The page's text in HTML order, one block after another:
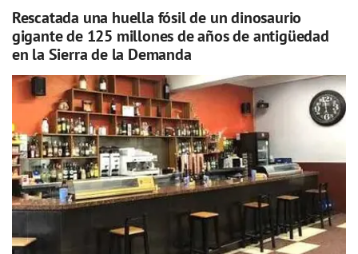
Rescatada una huella fósil de un dinosaurio
gigante de 125 millones de años de antigüedad
en la Sierra de la Demanda